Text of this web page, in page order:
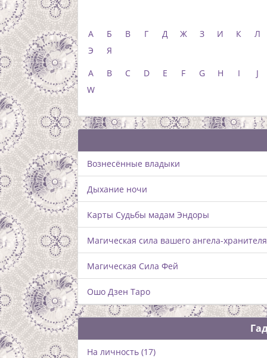
А Б В Г Д Ж З И К
Л
Э
Я
A
B C D E F G H I
J
W
Вознесённые владыки
Дыхание ночи
Карты Судьбы мадам Эндоры
Магическая сила вашего ангела-хранителя
Магическая Сила Фей
Ошо Дзен Таро
На личность (17)